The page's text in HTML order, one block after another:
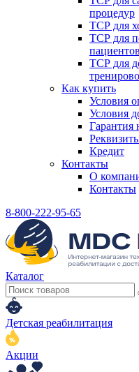
процедур
ТСР для
ТСР для
пациентов
ТСР для
Как купить
Условия
Условия
Гарантия
Кредит
Контакты
О
Контакты
8-800-222-95-65
Каталог
Детская реабилитация
Акции